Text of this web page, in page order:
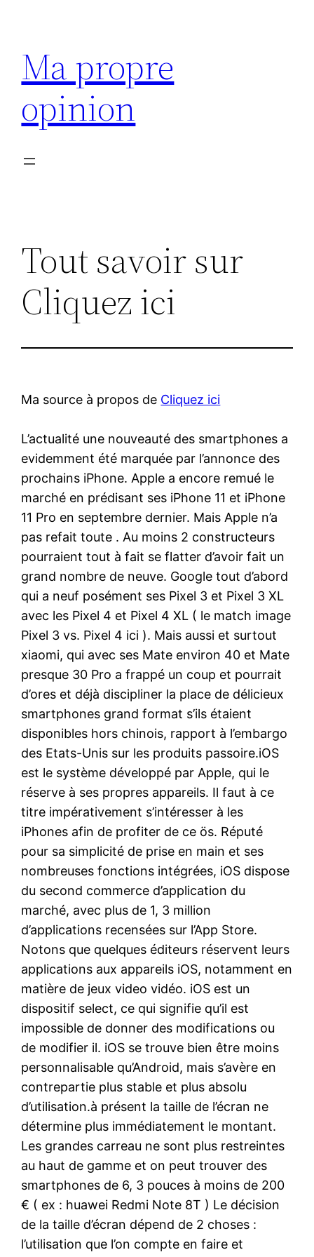
contenu
Ma propre
opinion
Tout savoir sur
Cliquez ici
Ma source à propos de Cliquez ici
L’actualité une nouveauté des smartphones a
evidemment été marquée par l’annonce des
prochains iPhone. Apple a encore remué le
marché en prédisant ses iPhone 11 et iPhone
11 Pro en septembre dernier. Mais Apple n’a
pas refait toute . Au moins 2 constructeurs
pourraient tout à fait se flatter d’avoir fait un
grand nombre de neuve. Google tout d’abord
qui a neuf posément ses Pixel 3 et Pixel 3 XL
avec les Pixel 4 et Pixel 4 XL ( le match image
Pixel 3 vs. Pixel 4 ici ). Mais aussi et surtout
xiaomi, qui avec ses Mate environ 40 et Mate
presque 30 Pro a frappé un coup et pourrait
d’ores et déjà discipliner la place de délicieux
smartphones grand format s’ils étaient
disponibles hors chinois, rapport à l’embargo
des Etats-Unis sur les produits passoire.iOS
est le système développé par Apple, qui le
réserve à ses propres appareils. Il faut à ce
titre impérativement s’intéresser à les
iPhones afin de profiter de ce ös. Réputé
pour sa simplicité de prise en main et ses
nombreuses fonctions intégrées, iOS dispose
du second commerce d’application du
marché, avec plus de 1, 3 million
d’applications recensées sur l’App Store.
Notons que quelques éditeurs réservent leurs
applications aux appareils iOS, notamment en
matière de jeux video vidéo. iOS est un
dispositif select, ce qui signifie qu’il est
impossible de donner des modifications ou
de modifier il. iOS se trouve bien être moins
personnalisable qu’Android, mais s’avère en
contrepartie plus stable et plus absolu
d’utilisation.à présent la taille de l’écran ne
détermine plus immédiatement le montant.
Les grandes carreau ne sont plus restreintes
au haut de gamme et on peut trouver des
smartphones de 6, 3 pouces à moins de 200
€ ( ex : huawei Redmi Note 8T ) Le décision
de la taille d’écran dépend de 2 choses :
l’utilisation que l’on compte en faire et